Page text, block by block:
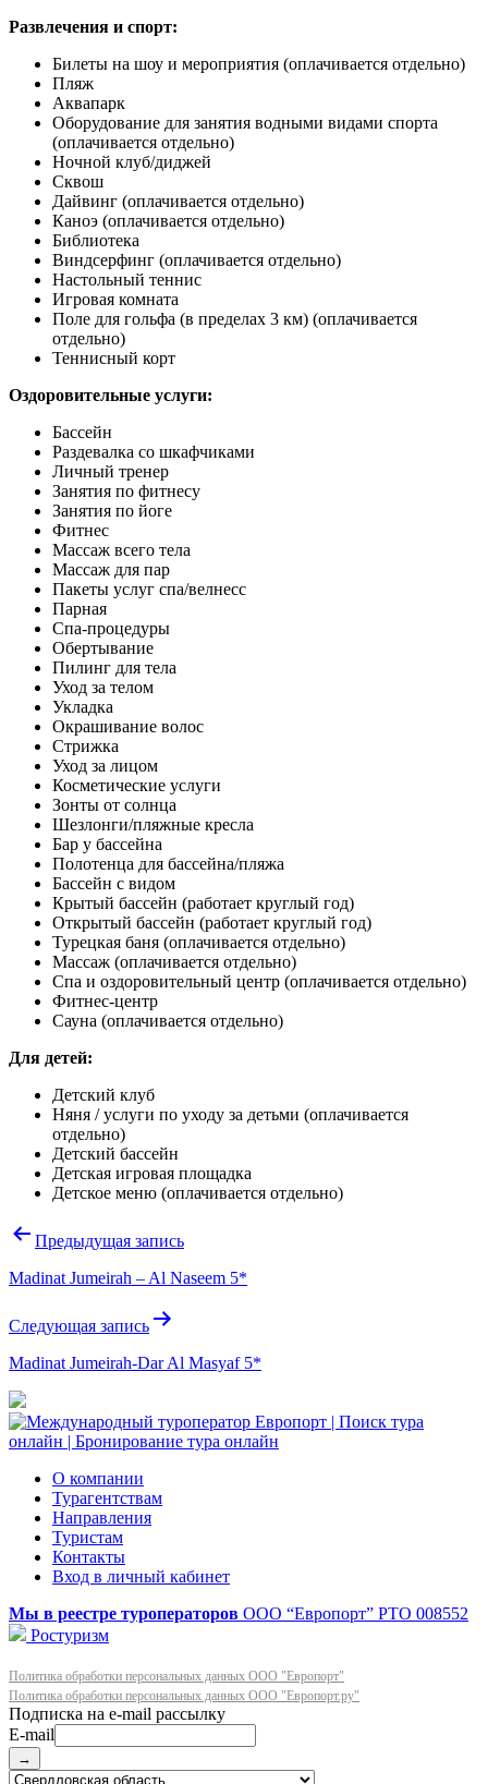
Развлечения и спорт:
Билеты на шоу и мероприятия (оплачивается отдельно)
Пляж
Аквапарк
Оборудование для занятия водными видами спорта
(оплачивается отдельно)
Ночной клуб/диджей
Сквош
Дайвинг (оплачивается отдельно)
Каноэ (оплачивается отдельно)
Библиотека
Виндсерфинг (оплачивается отдельно)
Настольный теннис
Игровая комната
Поле для гольфа (в пределах 3 км) (оплачивается
отдельно)
Теннисный корт
Оздоровительные услуги:
Бассейн
Раздевалка со шкафчиками
Личный тренер
Занятия по фитнесу
Занятия по йоге
Фитнес
Массаж всего тела
Массаж для пар
Пакеты услуг спа/велнесс
Парная
Спа-процедуры
Обертывание
Пилинг для тела
Уход за телом
Укладка
Окрашивание волос
Стрижка
Уход за лицом
Косметические услуги
Зонты от солнца
Шезлонги/пляжные кресла
Бар у бассейна
Полотенца для бассейна/пляжа
Бассейн с видом
Крытый бассейн (работает круглый год)
Открытый бассейн (работает круглый год)
Турецкая баня (оплачивается отдельно)
Массаж (оплачивается отдельно)
Спа и оздоровительный центр (оплачивается отдельно)
Фитнес-центр
Сауна (оплачивается отдельно)
Для детей:
Детский клуб
Няня / услуги по уходу за детьми (оплачивается
отдельно)
Детский бассейн
Детская игровая площадка
Детское меню (оплачивается отдельно)
Навигация
записям
Предыдущая запись
Madinat Jumeirah – Al Naseem 5*
Следующая запись
Madinat Jumeirah-Dar Al Masyaf 5*
О компании
Турагентствам
Направления
Туристам
Контакты
Вход в личный кабинет
Мы в реестре туроператоров ООО “Европорт” РТО 008552
Ростуризм
Политика обработки персональных данных ООО "Европорт"
Политика обработки персональных данных ООО "Европорт.ру"
E-mail
→